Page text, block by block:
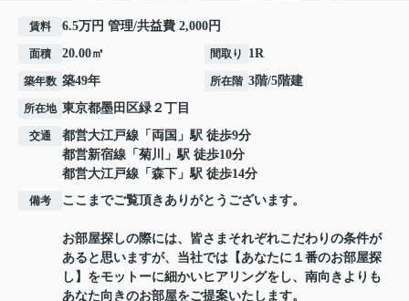
賃料 6.5万円 管理/共益費 2,000円
面積 20.00㎡ 間取り 1R
築年数 築49年 所在階 3階/5階建
所在地 東京都墨田区緑２丁目
交通 都営大江戸線 「 両国 」駅 徒歩9分
都営新宿線 「 菊川
」駅 徒歩10分
都営大江戸線 「 森下 」駅 徒歩14分
備考 ここまでご覧頂きありがとうございます。
お部屋探しの際には、皆さまそれぞれこだわりの条件が
あると思いますが、当社では【あなたに１番のお部屋探
し】をモットーに細かいヒアリングをし、南向きよりも
あなた向きのお部屋をご提案いたします。